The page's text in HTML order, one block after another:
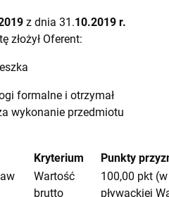
z dnia 31.10.2019 r.
złożył Oferent:
formalne i otrzymał
wykonanie przedmiotu
Kryterium
Punkty
Wartość
brutto
100,00 pkt
pływackiej